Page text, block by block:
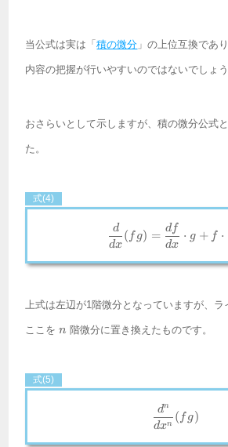
当公式は実は「積の微分 」の上位互換であ
内容の把握が行いやすいのではないでしょう
おさらいとして示しますが、積の微分公式
た。
式(4)
dx
d
( f g) =
dx
df
⋅ g + f ⋅
上式は左辺が1階微分となっていますが、ラ
ここをn
n 階微分に置き換えたものです。
式(5)
dxn
dn
( f g)